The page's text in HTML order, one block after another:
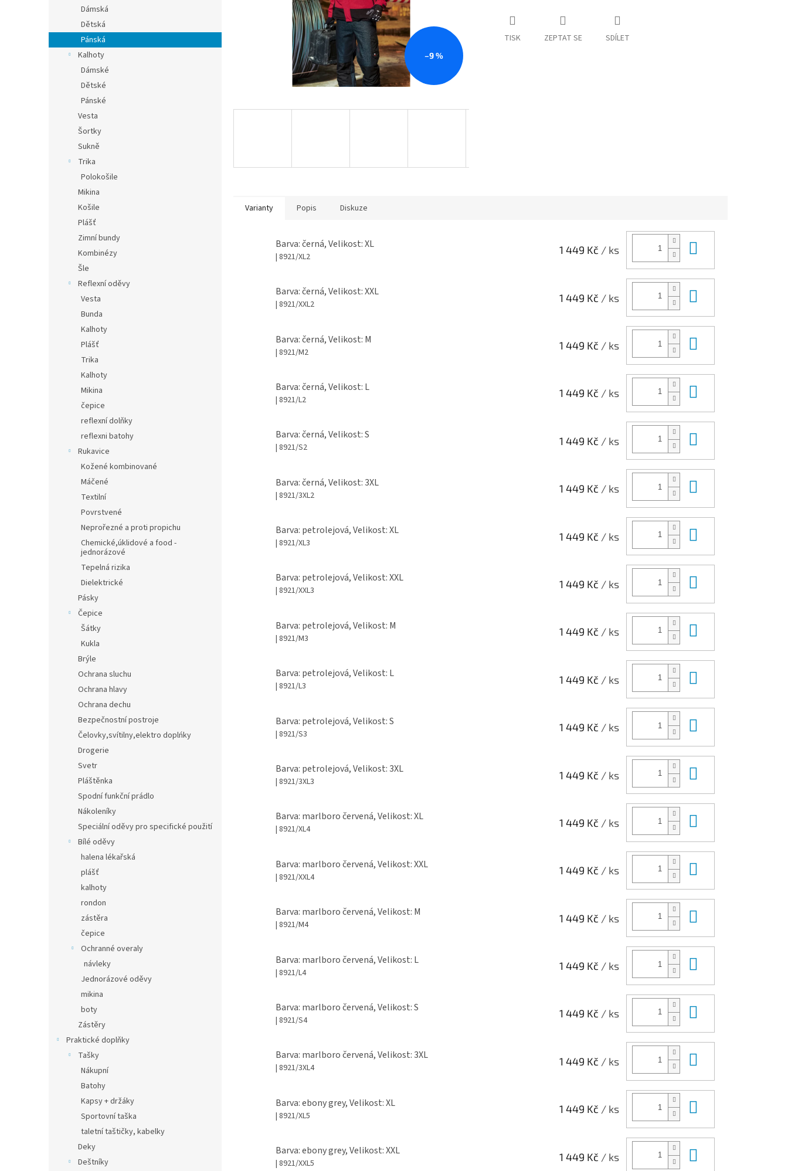
l
Dámská
Dětská
Pánská
Kalhoty
Dámské
Dětské
Pánské
Vesta
Šortky
Sukně
Trika
Polokošile
Mikina
Košile
Plášť
Zimní bundy
Kombinézy
Šle
Reflexní oděvy
Vesta
Bunda
Kalhoty
Plášť
Trika
Kalhoty
Mikina
čepice
reflexní dolňky
reflexni batohy
Rukavice
Kožené kombinované
Máčené
Textilní
Povrstvené
Neprořezné a proti propichu
Chemické,úklidové a food -
jednorázové
Tepelná rizika
Dielektrické
Pásky
Čepice
Šátky
Kukla
Brýle
Ochrana sluchu
Ochrana hlavy
Ochrana dechu
Bezpečnostní postroje
Čelovky,svítilny,elektro doplńky
Drogerie
Svetr
Pláštěnka
Spodní funkční prádlo
Nákoleníky
Speciální oděvy pro specifické použití
Bílé oděvy
halena lékařská
plášť
kalhoty
rondon
zástěra
čepice
Ochranné overaly
návleky
Jednorázové oděvy
mikina
boty
Zástěry
Praktické doplňky
Tašky
Nákupní
Batohy
Kapsy + držáky
Sportovní taška
taletní taštičky, kabelky
Deky
Deštníky
–9 %
TISK ZEPTAT SE SDÍLET
Varianty Popis Diskuze
Barva: černá, Velikost: XL
| 8921/XL2
1 449 Kč / ks
Barva: černá, Velikost: XXL
| 8921/XXL2
1 449 Kč / ks
Barva: černá, Velikost: M
| 8921/M2
1 449 Kč / ks
Barva: černá, Velikost: L
| 8921/L2
1 449 Kč / ks
Barva: černá, Velikost: S
| 8921/S2
1 449 Kč / ks
Barva: černá, Velikost: 3XL
| 8921/3XL2
1 449 Kč / ks
Barva: petrolejová, Velikost: XL
| 8921/XL3
1 449 Kč / ks
Barva: petrolejová, Velikost: XXL
| 8921/XXL3
1 449 Kč / ks
Barva: petrolejová, Velikost: M
| 8921/M3
1 449 Kč / ks
Barva: petrolejová, Velikost: L
| 8921/L3
1 449 Kč / ks
Barva: petrolejová, Velikost: S
| 8921/S3
1 449 Kč / ks
Barva: petrolejová, Velikost: 3XL
| 8921/3XL3
1 449 Kč / ks
Barva: marlboro červená, Velikost: XL
| 8921/XL4
1 449 Kč / ks
Barva: marlboro červená, Velikost: XXL
| 8921/XXL4
1 449 Kč / ks
Barva: marlboro červená, Velikost: M
| 8921/M4
1 449 Kč / ks
Barva: marlboro červená, Velikost: L
| 8921/L4
1 449 Kč / ks
Barva: marlboro červená, Velikost: S
| 8921/S4
1 449 Kč / ks
Barva: marlboro červená, Velikost: 3XL
| 8921/3XL4
1 449 Kč / ks
Barva: ebony grey, Velikost: XL
| 8921/XL5
1 449 Kč / ks
Barva: ebony grey, Velikost: XXL
| 8921/XXL5
1 449 Kč / ks